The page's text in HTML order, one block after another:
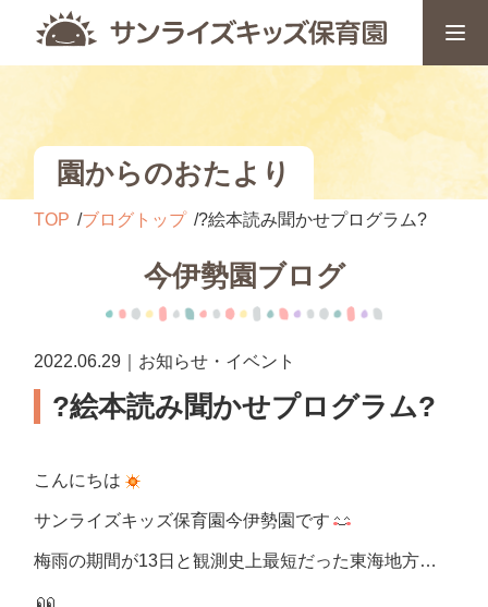
園からのおたより
TOP ブログトップ ?絵本読み聞かせプログラム?
今伊勢園ブログ
2022.06.29｜お知らせ・イベント
?絵本読み聞かせプログラム?
こんにちは
サンライズキッズ保育園今伊勢園です
梅雨の期間が13日と観測史上最短だった東海地方…